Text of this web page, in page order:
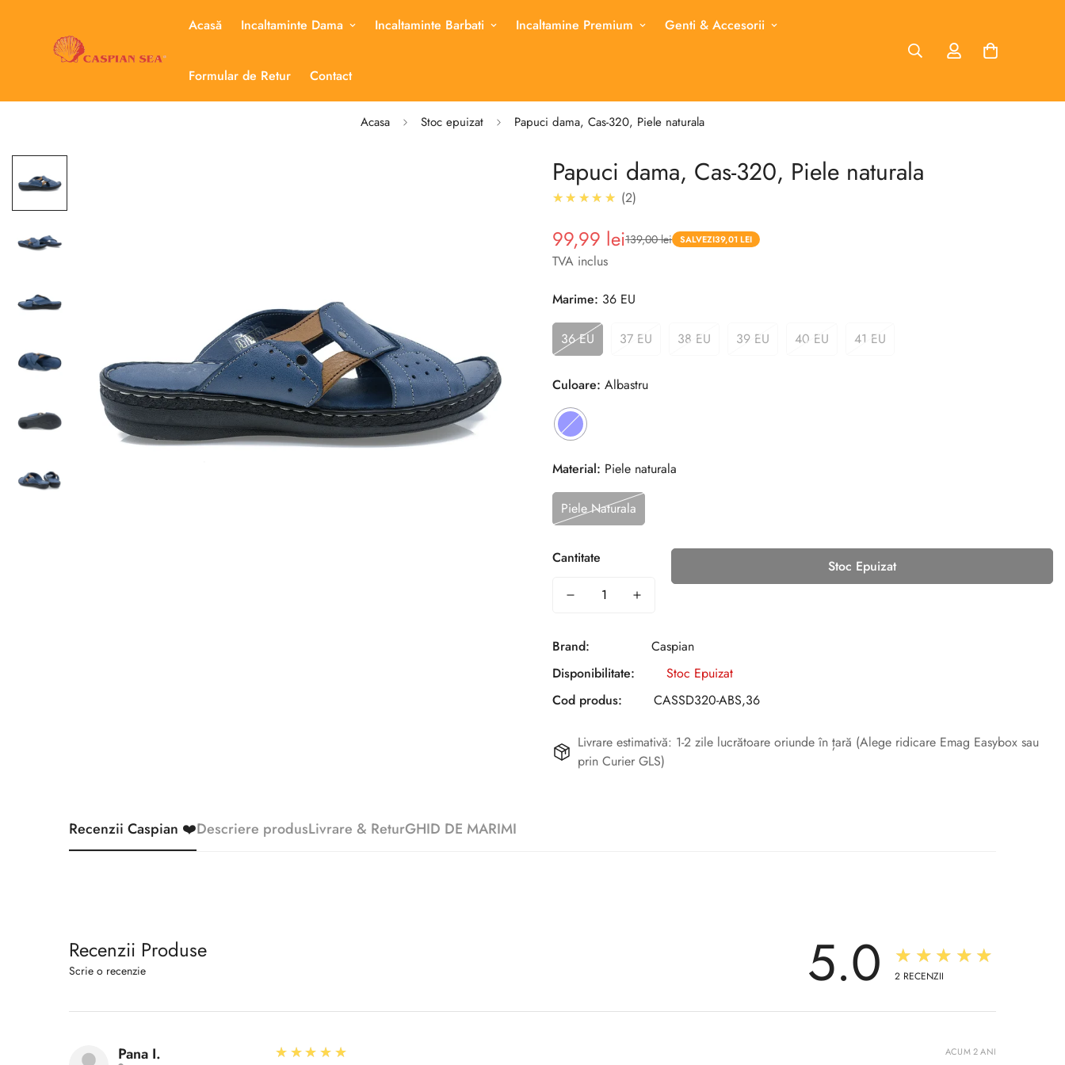
Acasă Incaltaminte Dama Incaltaminte Barbati Incaltamine Premium Genti & Accesorii
Formular de Retur Contact
Acasa Stoc epuizat Papuci dama, Cas-320, Piele naturala
Papuci dama, Cas-320, Piele naturala
★★★★★ 5.0
2
Pret
redus
99,99 lei
Pret 139,00 lei SALVEZI39,01 LEI
TVA inclus
Marime: 36 EU
36 EU 37 EU 38 EU 39 EU 40 EU 41 EU
Culoare: Albastru
Material: Piele naturala
Piele Naturala
Cantitate Stoc Epuizat
Brand:
Caspian
Disponibilitate:
Stoc Epuizat
Cod produs:
CASSD320-ABS,36
Livrare estimativă: 1-2 zile lucrătoare oriunde în țară (Alege ridicare Emag Easybox sau
prin Curier GLS)
Recenzii Caspian ❤️Descriere produsLivrare & ReturGHID DE MARIMI
Recenzii Produse
Scrie o recenzie 5.0 ★★★★★
2 RECENZII
Pana I. 5
★★★★★ ACUM 2 ANI